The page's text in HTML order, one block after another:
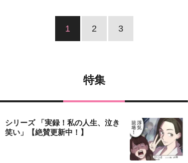
1 2 3
特集
シリーズ 「実録！私の人生、泣き
笑い」【絶賛更新中！】